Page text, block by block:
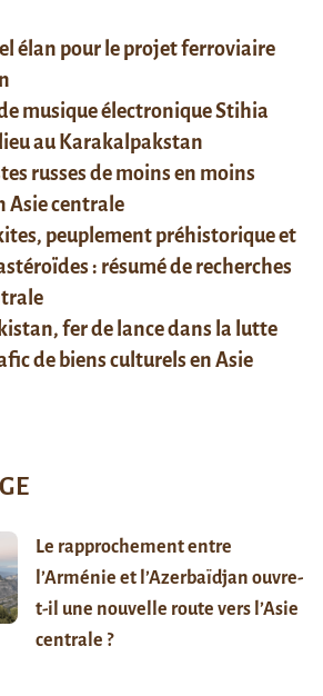
élan pour le projet ferroviaire
musique électronique Stihia
lieu au Karakalpakstan
russes de moins en moins
Asie centrale
peuplement préhistorique et
: résumé de recherches
fer de lance dans la lutte
de biens culturels en Asie
Le rapprochement entre
l’Arménie et l’Azerbaïdjan ouvre-
t-il une nouvelle route vers l’Asie
centrale ?